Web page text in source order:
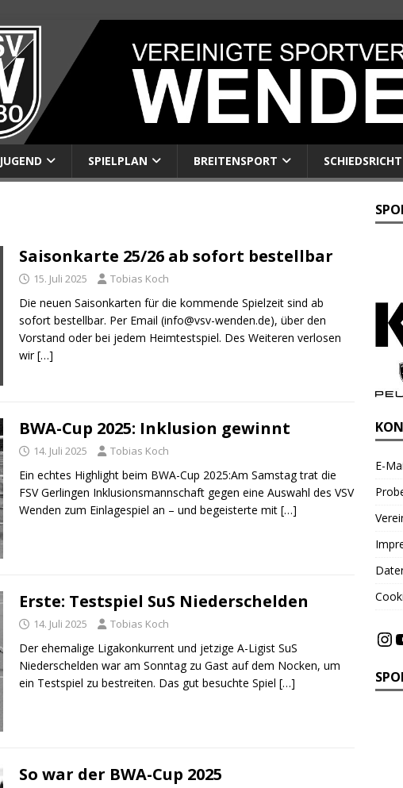
JUGEND SPIELPLAN BREITENSPORT
Saisonkarte 25/26 ab sofort bestellbar
15. Juli 2025 Tobias Koch
Die neuen Saisonkarten für die kommende Spielzeit sind ab
sofort bestellbar. Per Email (info@vsv-wenden.de), über den
Vorstand oder bei jedem Heimtestspiel. Des Weiteren verlosen
wir[…]
BWA-Cup 2025: Inklusion gewinnt
14. Juli 2025 Tobias Koch
Ein echtes Highlight beim BWA-Cup 2025:Am Samstag trat die
FSV Gerlingen Inklusionsmannschaft gegen eine Auswahl des VSV
Wenden zum Einlagespiel an – und begeisterte mit […]
Erste: Testspiel SuS Niederschelden
14. Juli 2025 Tobias Koch
Der ehemalige Ligakonkurrent und jetzige A-Ligist SuS
Niederschelden war am Sonntag zu Gast auf dem Nocken, um
ein Testspiel zu bestreiten. Das gut besuchte Spiel […]
So war der BWA-Cup 2025
E-